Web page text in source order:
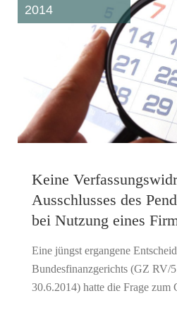
2014
Keine
Ausschlusses des
bei Nutzung eines
Eine jüngst ergangene
Bundesfinanzgerichts (GZ RV/
30.6.2014) hatte die Frage zum